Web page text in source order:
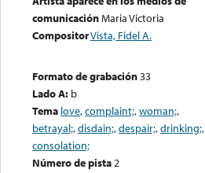
comunicaciónMaria Victoria
CompositorVista, Fidel A.
Formato de grabación33
Lado A: b
Tema love,complaint;,woman;,
betrayal;,disdain;,despair;,drinking;,
consolation;
Número de pista2